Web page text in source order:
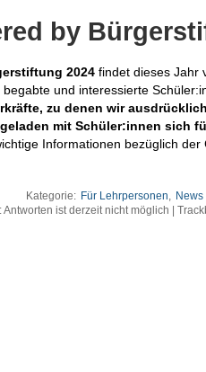
by
2024 findet dieses Jahr
und interessierte
zu denen wir
mit Schüler:innen sich
Informationen bezüglich
Kategorie: Für Lehrpersonen, News
Antworten ist derzeit nicht möglich |